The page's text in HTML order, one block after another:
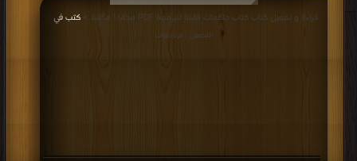
قراءة و تحميل كتاب كتاب حاكمات قابلة للبرمجة PDF مجانا | مكتبة > كتب في
التحميل : مرة/مرات